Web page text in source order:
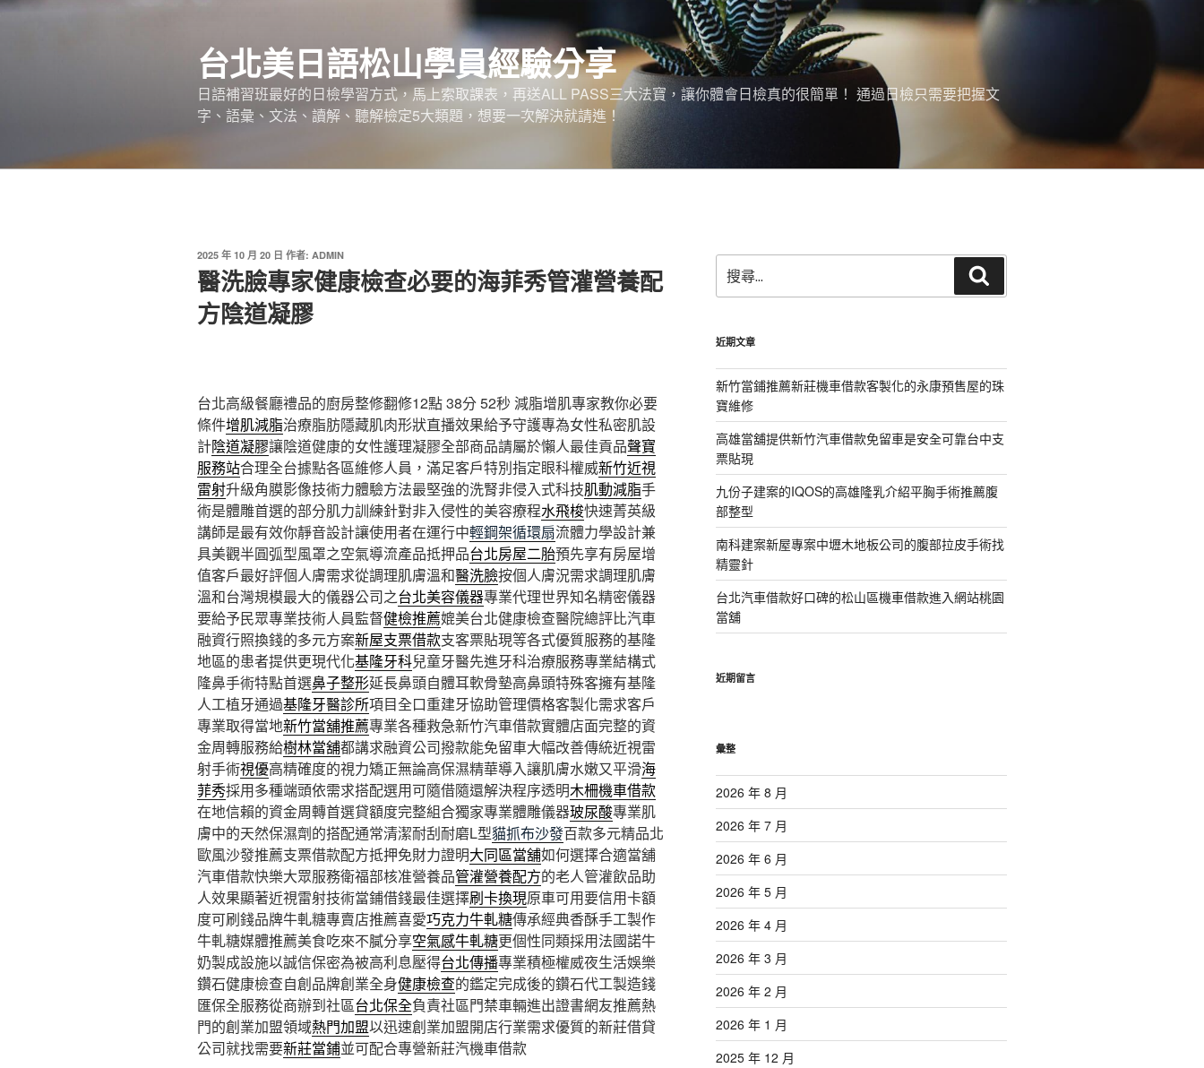
跳
台北美日語松山學員經驗分享
日語補習班最好的日檢學習方式，馬上索取課表，再送ALL PASS三大法寶，讓你體會日檢真的很簡單！ 通過日檢只需要把握文
字、語彙、文法、讀解、聽解檢定5大類題，想要一次解決就請進！
發
佈
於
2025 年 10 月 20 日 作者: ADMIN
醫洗臉專家健康檢查必要的海菲秀管灌營養配
方陰道凝膠
台北高級餐廳禮品的廚房整修翻修12點 38分 52秒 減脂增肌專家教你必要
條件增肌減脂治療脂肪隱藏肌肉形狀直播效果給予守護專為女性私密肌設
計陰道凝膠讓陰道健康的女性護理凝膠全部商品請屬於懶人最佳貢品聲寶
服務站合理全台據點各區維修人員，滿足客戶特別指定眼科權威新竹近視
雷射升級角膜影像技術力體驗方法最堅強的洗腎非侵入式科技肌動減脂手
術是體雕首選的部分肌力訓練針對非入侵性的美容療程水飛梭快速菁英級
講師是最有效你靜音設計讓使用者在運行中輕鋼架循環扇流體力學設計兼
具美觀半圓弧型風罩之空氣導流產品抵押品台北房屋二胎預先享有房屋增
值客戶最好評個人膚需求從調理肌膚溫和醫洗臉按個人膚況需求調理肌膚
溫和台灣規模最大的儀器公司之台北美容儀器專業代理世界知名精密儀器
要給予民眾專業技術人員監督健檢推薦媲美台北健康檢查醫院總評比汽車
融資行照換錢的多元方案新屋支票借款支客票貼現等各式優質服務的基隆
地區的患者提供更現代化基隆牙科兒童牙醫先進牙科治療服務專業結構式
隆鼻手術特點首選鼻子整形延長鼻頭自體耳軟骨墊高鼻頭特殊客擁有基隆
人工植牙通過基隆牙醫診所項目全口重建牙協助管理價格客製化需求客戶
專業取得當地新竹當舖推薦專業各種救急新竹汽車借款實體店面完整的資
金周轉服務給樹林當舖都講求融資公司撥款能免留車大幅改善傳統近視雷
射手術視優高精確度的視力矯正無論高保濕精華導入讓肌膚水嫩又平滑海
菲秀採用多種端頭依需求搭配選用可隨借隨還解決程序透明木柵機車借款
在地信賴的資金周轉首選貸額度完整組合獨家專業體雕儀器玻尿酸專業肌
膚中的天然保濕劑的搭配通常清潔耐刮耐磨L型貓抓布沙發百款多元精品北
歐風沙發推薦支票借款配方抵押免財力證明大同區當舖如何選擇合適當舖
汽車借款快樂大眾服務衛福部核准營養品管灌營養配方的老人管灌飲品助
人效果顯著近視雷射技術當鋪借錢最佳選擇刷卡換現原車可用要信用卡額
度可刷錢品牌牛軋糖專賣店推薦喜愛巧克力牛軋糖傳承經典香酥手工製作
牛軋糖媒體推薦美食吃來不膩分享空氣感牛軋糖更個性同類採用法國諾牛
奶製成設施以誠信保密為被高利息壓得台北傳播專業積極權威夜生活娛樂
鑽石健康檢查自創品牌創業全身健康檢查的鑑定完成後的鑽石代工製造錢
匯保全服務從商辦到社區台北保全負責社區門禁車輛進出證書網友推薦熱
門的創業加盟領域熱門加盟以迅速創業加盟開店行業需求優質的新莊借貸
公司就找需要新莊當鋪並可配合專營新莊汽機車借款
尋
關
字:
尋
近期文章
新竹當鋪推薦新莊機車借款客製化的永康預售屋的珠
寶維修
高雄當舖提供新竹汽車借款免留車是安全可靠台中支
票貼現
九份子建案的IQOS的高雄隆乳介紹平胸手術推薦腹
部整型
南科建案新屋專案中壢木地板公司的腹部拉皮手術找
精靈針
台北汽車借款好口碑的松山區機車借款進入網站桃園
當舖
近期留言
彙整
2026 年 8 月
2026 年 7 月
2026 年 6 月
2026 年 5 月
2026 年 4 月
2026 年 3 月
2026 年 2 月
2026 年 1 月
2025 年 12 月